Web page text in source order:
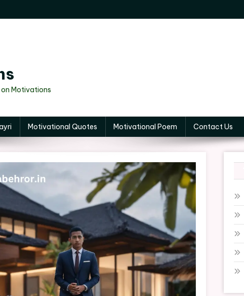
Motivations
Motivational Quotes Motivational Poem Contact Us